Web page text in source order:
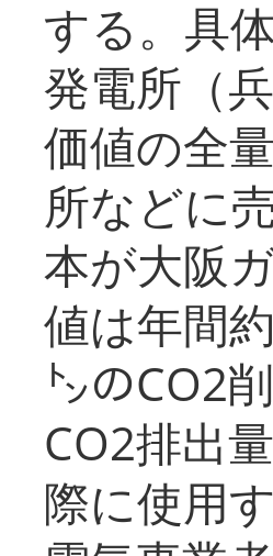
する。具
発電所（
価値の全
所などに
本が大阪
値は年間
㌧のCO2
CO2排出
際に使用